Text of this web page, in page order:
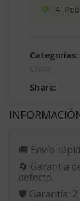
4
Categorías:
Share:
🚚 Envío
🔄 Garantía
defecto.
🛡️ Garantía: